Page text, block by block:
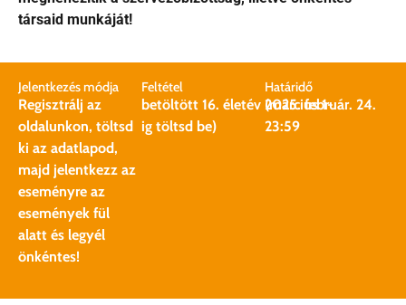
társaid munkáját!
Jelentkezés módja
Regisztrálj az
oldalunkon, töltsd
ki az adatlapod,
majd jelentkezz az
eseményre az
események fül
alatt és legyél
önkéntes!
Feltétel
betöltött 16. életév (március 1-
ig töltsd be)
Határidő
2025. február. 24.
23:59